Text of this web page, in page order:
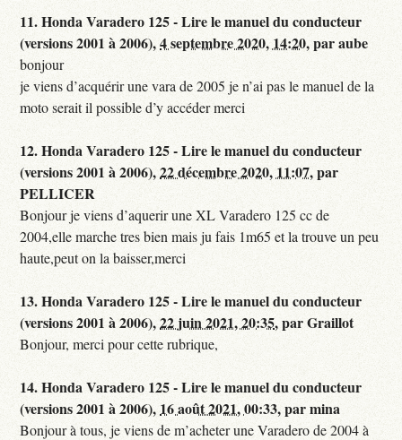
11.Honda Varadero 125 - Lire le manuel du conducteur
(versions 2001 à 2006),4 septembre 2020, 14:20,paraube
bonjour
je viens d’acquérir une vara de 2005 je n’ai pas le manuel de la
moto serait il possible d’y accéder merci
12.Honda Varadero 125 - Lire le manuel du conducteur
(versions 2001 à 2006),22 décembre 2020, 11:07,par
PELLICER
Bonjour je viens d’aquerir une XL Varadero 125 cc de
2004,elle marche tres bien mais ju fais 1m65 et la trouve un peu
haute,peut on la baisser,merci
13.Honda Varadero 125 - Lire le manuel du conducteur
(versions 2001 à 2006),22 juin 2021, 20:35,parGraillot
Bonjour, merci pour cette rubrique,
14.Honda Varadero 125 - Lire le manuel du conducteur
(versions 2001 à 2006), 16 août 2021, 00:33,parmina
Bonjour à tous, je viens de m’acheter une Varadero de 2004 à